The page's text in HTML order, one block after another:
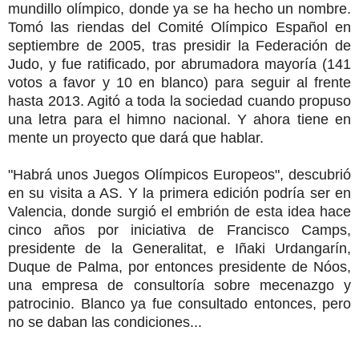
mundillo olímpico, donde ya se ha hecho un nombre.
Tomó las riendas del Comité Olímpico Español en
septiembre de 2005, tras presidir la Federación de
Judo, y fue ratificado, por abrumadora mayoría (141
votos a favor y 10 en blanco) para seguir al frente
hasta 2013. Agitó a toda la sociedad cuando propuso
una letra para el himno nacional. Y ahora tiene en
mente un proyecto que dará que hablar.
"Habrá unos Juegos Olímpicos Europeos", descubrió
en su visita a AS. Y la primera edición podría ser en
Valencia, donde surgió el embrión de esta idea hace
cinco años por iniciativa de Francisco Camps,
presidente de la Generalitat, e Iñaki Urdangarín,
Duque de Palma, por entonces presidente de Nóos,
una empresa de consultoría sobre mecenazgo y
patrocinio. Blanco ya fue consultado entonces, pero
no se daban las condiciones...